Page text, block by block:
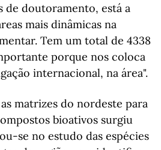
de doutoramento, está a
mais dinâmicas na
Tem um total de 4338
porque nos coloca
internacional, na área".
matrizes do nordeste para
bioativos surgiu
se no estudo das espécies